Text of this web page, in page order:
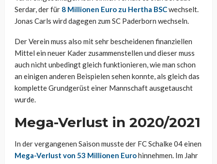
Serdar, der für 8 Millionen Euro zu Hertha BSCwechselt.
Jonas Carls wird dagegen zum SC Paderborn wechseln.
Der Verein muss also mit sehr bescheidenen finanziellen
Mittel ein neuer Kader zusammenstellen und dieser muss
auch nicht unbedingt gleich funktionieren, wie man schon
an einigen anderen Beispielen sehen konnte, als gleich das
komplette Grundgerüst einer Mannschaft ausgetauscht
wurde.
Mega-Verlust in 2020/2021
In der vergangenen Saison musste der FC Schalke 04 einen
Mega-Verlust von 53 Millionen Eurohinnehmen. Im Jahr